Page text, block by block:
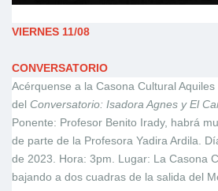
VIERNES 11/08
CONVERSATORIO
Acérquense a la Casona Cultural
del Conversatorio: Isadora Agnes y El
Ponente: Profesor Benito Irady, habrá
de parte de la Profesora Yadira Ardila.
de 2023. Hora: 3pm. Lugar: La Casona
bajando a dos cuadras de la salida del